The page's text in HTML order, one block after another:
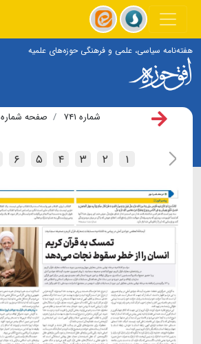
هفته‌نامه سیاسی، علمی و فرهنگی حوزه‌های علمیه
شماره ۷۴۱ صفحه شماره ۸
۱ ۲ ۳ ۴ ۵ ۶